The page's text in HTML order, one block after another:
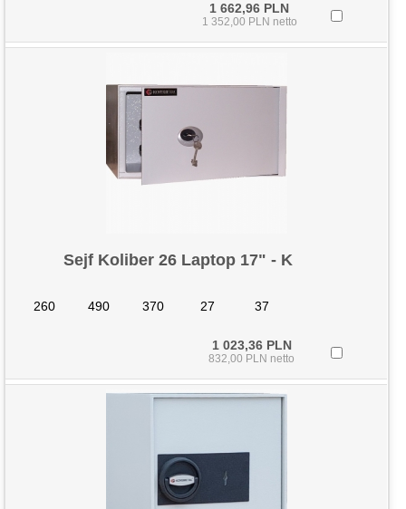
1 662,96 PLN
1 352,00 PLN netto
Sejf Koliber 26 Laptop 17" - K
260 490 370 27 37
1 023,36 PLN
832,00 PLN netto